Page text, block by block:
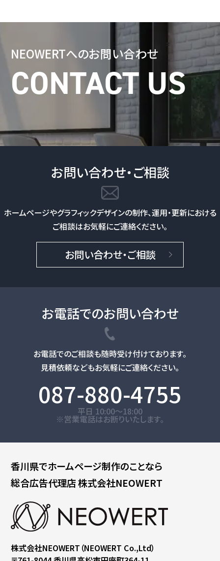
NEOWERTへのお問い合わせ
お問い合わせ・ご相談
ホームページやグラフィックデザインの制作、運用・更新における
ご相談はお気軽にご連絡ください。
お問い合わせ・ご相談
お電話でのお問い合わせ
お電話でのご相談も随時受け付けております。
見積依頼などもお気軽にご連絡ください。
087-880-4755
平日 10:00～18:00
※営業電話はお断りいたします。
香川県でホームページ制作のことなら
総合広告代理店株式会社NEOWERT
株式会社NEOWERT （NEOWERT Co.,Ltd）